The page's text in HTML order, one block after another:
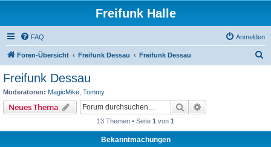
Freifunk Halle
FAQ Anmelden
Foren-Übersicht Freifunk Dessau Freifunk Dessau
Freifunk Dessau
Moderatoren: MagicMike Tommy
Neues Thema Suche
13 Themen • Seite 1 von 1
Bekanntmachungen